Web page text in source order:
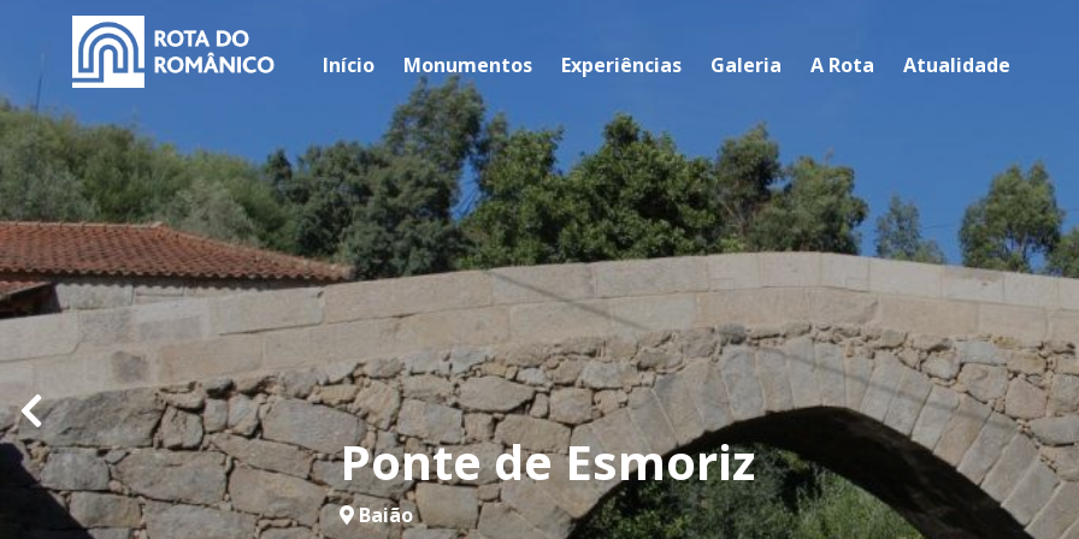
Início Monumentos Experiências Galeria A Rota Atualidade
Ponte de Esmoriz
Baião